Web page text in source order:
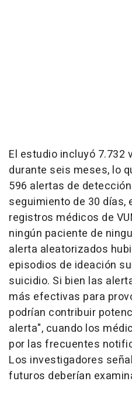
El estudio incluyó 7.732
durante seis meses, lo
596 alertas de
seguimiento de 30 días,
registros médicos de
ningún paciente de
alerta aleatorizados
episodios de ideación
suicidio. Si bien las
más efectivas para
podrían contribuir
alerta", cuando los
por las frecuentes
Los investigadores
futuros deberían